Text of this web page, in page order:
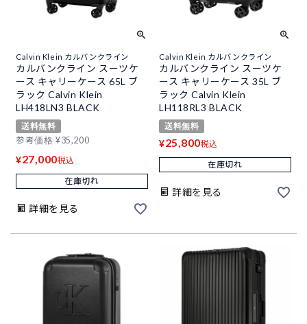
Calvin Klein カルバンクライン
カルバンクライン スーツケ
ース キャリーケース 65L ブ
ラック Calvin Klein
LH418LN3 BLACK
送料無料
参考価格 ¥35,200
¥27,000税込
在庫切れ
詳細を見る
Calvin Klein カルバンクライン
カルバンクライン スーツケ
ース キャリーケース 35L ブ
ラック Calvin Klein
LH118RL3 BLACK
送料無料
¥25,800税込
在庫切れ
詳細を見る